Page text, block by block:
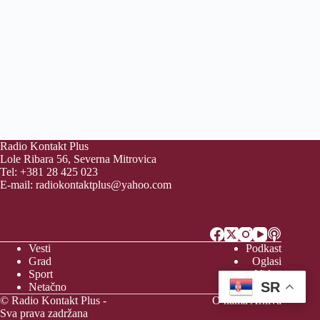
Radio Kontakt Plus
Lole Ribara 56, Severna Mitrovica
Tel: +381 28 425 023
E-mail: radiokontaktplus@yahoo.com
Vesti
Grad
Sport
Netačno
Podkast
Oglasi
Video
Vreme
© Radio Kontakt Plus -
Sva prava zadržana
O namaArhiva
SR